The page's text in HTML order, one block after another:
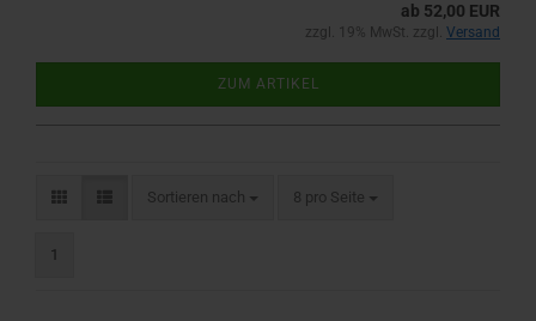
ab 52,00 EUR
zzgl. 19% MwSt. zzgl. Versand
ZUM ARTIKEL
Sortieren nach
Sortieren nach 8 pro Seite
pro Seite
1